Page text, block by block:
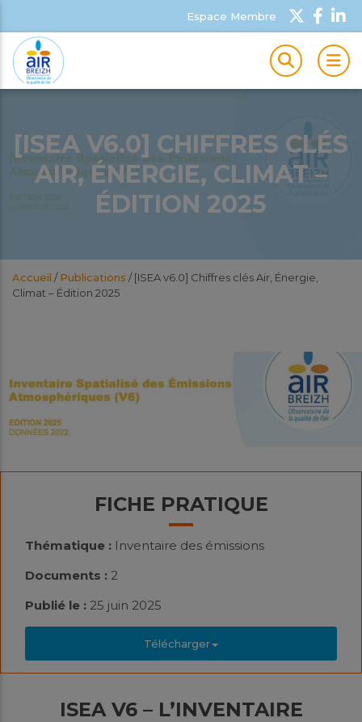
Espace Membre
[ISEA V6.0] CHIFFRES CLÉS
AIR, ÉNERGIE, CLIMAT –
ÉDITION 2025
Accueil /Publications /[ISEA v6.0] Chiffres clés Air, Énergie,
Climat – Édition 2025
FICHE PRATIQUE
Thématique : Inventaire des émissions
Documents : 2
Publié le : 25 juin 2025
Télécharger
ISEA V6 – L’INVENTAIRE